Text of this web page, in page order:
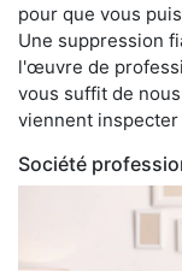
pour que vous
Une suppression
l'œuvre de
vous suffit de
viennent inspecter
Société